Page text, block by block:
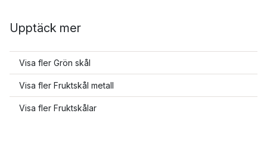
Upptäck mer
Visa fler Grön skål
Visa fler Fruktskål metall
Visa fler Fruktskålar